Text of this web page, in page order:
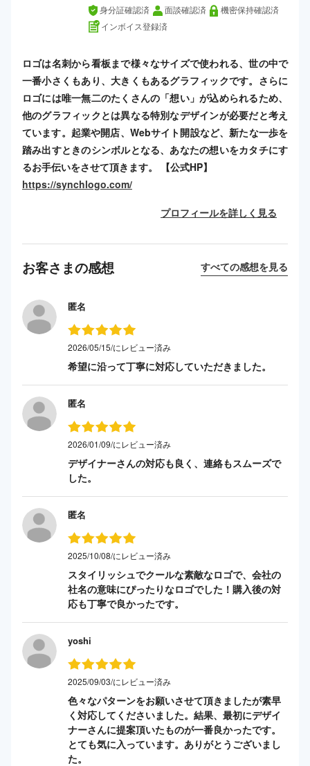
身分証確認済 面談確認済
機密保持確認済
インボイス登録済
ロゴは名刺から看板まで様々なサイズで使われる、世の中で
一番小さくもあり、大きくもあるグラフィックです。さらに
ロゴには唯一無二のたくさんの「想い」が込められるため、
他のグラフィックとは異なる特別なデザインが必要だと考え
ています。起業や開店、Webサイト開設など、新たな一歩を
踏み出すときのシンボルとなる、あなたの想いをカタチにす
るお手伝いをさせて頂きます。 【公式HP】
https://synchlogo.com/
プロフィールを詳しく見る
お客さまの感想 すべての感想を見る
匿名
2026/05/15/にレビュー済み
希望に沿って丁寧に対応していただきました。
匿名
2026/01/09/にレビュー済み
デザイナーさんの対応も良く、連絡もスムーズで
した。
匿名
2025/10/08/にレビュー済み
スタイリッシュでクールな素敵なロゴで、会社の
社名の意味にぴったりなロゴでした！購入後の対
応も丁寧で良かったです。
yoshi
2025/09/03/にレビュー済み
色々なパターンをお願いさせて頂きましたが素早
く対応してくださいました。結果、最初にデザイ
ナーさんに提案頂いたものが一番良かったです。
とても気に入っています。ありがとうございまし
た。